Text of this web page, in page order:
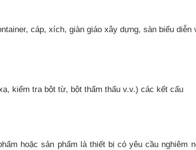
cáp, xích, giàn giáo xây dựng, sàn biểu diễn
kiểm tra bột từ, bột thẩm thấu v.v.) các kết cấu
hoặc sản phẩm là thiết bị có yêu cầu nghiêm